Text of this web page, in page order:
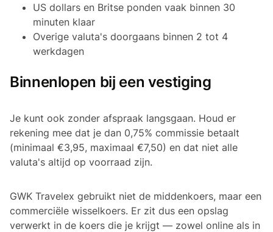
US dollars en Britse ponden vaak binnen 30
minuten klaar
Overige valuta's doorgaans binnen 2 tot 4
werkdagen
Binnenlopen bij een vestiging
Je kunt ook zonder afspraak langsgaan. Houd er
rekening mee dat je dan 0,75% commissie betaalt
(minimaal €3,95, maximaal €7,50) en dat niet alle
valuta's altijd op voorraad zijn.
GWK Travelex gebruikt niet de middenkoers, maar een
commerciële wisselkoers. Er zit dus een opslag
verwerkt in de koers die je krijgt — zowel online als in